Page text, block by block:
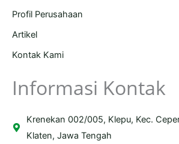
Profil Perusahaan
Artikel
Kontak Kami
Informasi Kontak
Krenekan 002/005, Klepu, Kec.
Klaten, Jawa Tengah